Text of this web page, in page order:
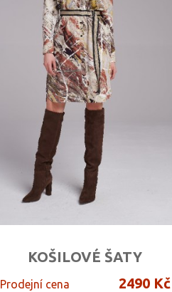
KOŠILOVÉ ŠATY
Prodejní cena 2490 Kč